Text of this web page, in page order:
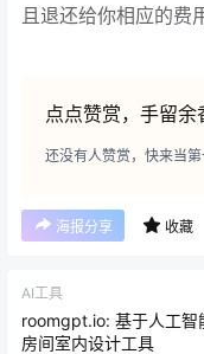
且退还给你相应的费
点点赞赏，手留余
还没有人赞赏，快来当第
海报分享 收藏
AI工具
roomgpt.io: 基于人工智
房间室内设计工具